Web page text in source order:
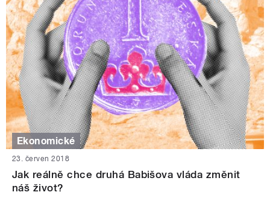
Ekonomické
23. červen 2018
Jak reálně chce druhá Babišova vláda změnit
náš život?